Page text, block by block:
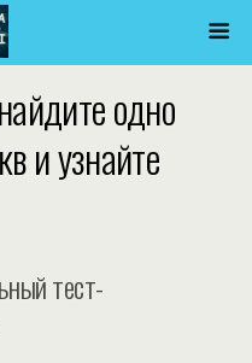
одно
и узнайте
тест-